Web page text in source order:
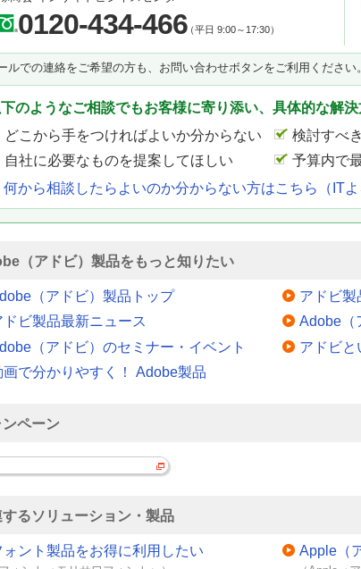
0120-434-466（平日 9:00～17:30）
ルでの連絡をご希望の方も、お問い合わせボタンをご利用ください。
下のようなご相談でもお客様に寄り添い、具体的な解
どこから手をつければよいか分からない
検討すべ
自社に必要なものを提案してほしい
予算内で
何から相談したらよいのか分からない方はこちら（ITよ
（アドビ）製品をもっと知りたい
（アドビ）製品トップ
ドビ製品最新ニュース
（アドビ）のセミナー・イベント
画で分かりやすく！ Adobe製品
アドビ製
Adobe（
アドビと
ンペーン
するソリューション・製品
ォント製品をお得に利用したい Apple（